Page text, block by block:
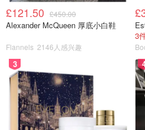
£121.50 £450.00
Alexander McQueen 厚底小白鞋
Flannels 2146人感兴趣
3
3